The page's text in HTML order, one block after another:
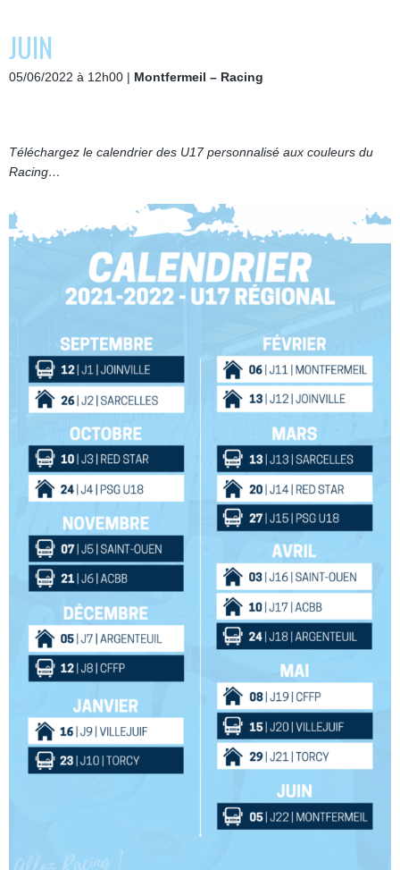
JUIN
05/06/2022 à 12h00 | Montfermeil – Racing
Téléchargez le calendrier des U17 personnalisé aux couleurs du
Racing…